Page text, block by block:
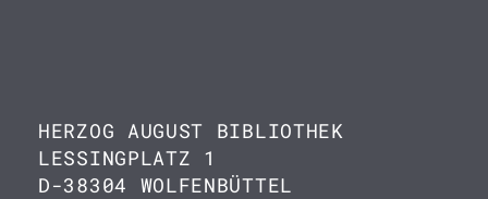
HERZOG AUGUST BIBLIOTHEK
LESSINGPLATZ 1
D-38304 WOLFENBÜTTEL